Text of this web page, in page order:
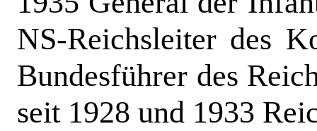
NS-Reichsleiter des
Bundes­führer des
seit 1928 und 1933